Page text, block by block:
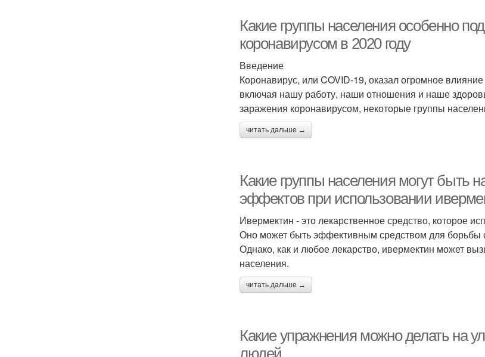
Какие группы населения особенно
коронавирусом в 2020 году
Введение
Коронавирус, или COVID-19, оказал огромное
включая нашу работу, наши отношения и наше
заражения коронавирусом, некоторые группы
читать дальше →
Какие группы населения могут быть
эффектов при использовании
Ивермектин - это лекарственное средство, которое
Оно может быть эффективным средством для борьбы
Однако, как и любое лекарство, ивермектин может
населения.
читать дальше →
Какие упражнения можно делать на
людей